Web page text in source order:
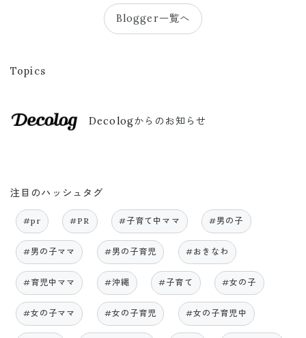
Blogger一覧へ
Topics
Decologからのお知らせ
注目のハッシュタグ
#pr #PR #子育て中ママ #男の子
#男の子ママ #男の子育児 #おきなわ
#育児中ママ #沖縄 #子育て #女の子
#女の子ママ #女の子育児 #女の子育児中